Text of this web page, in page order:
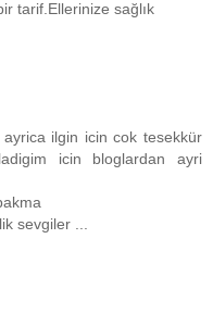
tarif.Ellerinize sağlık
ilgin icin cok tesekkür
icin bloglardan ayri
sevgiler ...